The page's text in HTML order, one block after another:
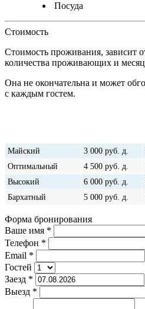
Посуда
Стоимость
Стоимость проживания, зависит
количества проживающих и
Она не окончательна и может
с каждым гостем.
Майский 3 000 руб. д.
Оптимальный
4 500 руб. д.
Высокий
6 000 руб. д.
Бархатный
5 000 руб. д.
Форма бронирования
Ваше имя *
Телефон *
Email *
Гостей
Заезд *
Выезд *